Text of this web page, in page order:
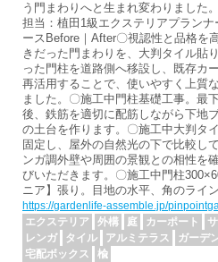
う門まわりへと生まれ変わりました
担当：植田1級エクステリアプラン
ースBefore｜After〇視認性と品格を
きだった門まわりを、大判タイル貼
った門柱を道路側へ移設し、既存カ
再活用することで、使いやすく上質
ました。〇施工中門柱基礎工事。最
後、鉄筋を適切に配筋しながら下地
の土台を作ります。〇施工中大判タ
固定し、屋外の自然光の下で比較し
ンガ調外壁や周囲の景観との相性を
びいただきます。〇施工中門柱
ニア】張り。目地の水平、角のライ
https://gardenlife-assemble.jp/
エクステリア
外構 庭 カーポート
レンガ
タイル アルミテラス ガーデ
宅配ボックス
楡